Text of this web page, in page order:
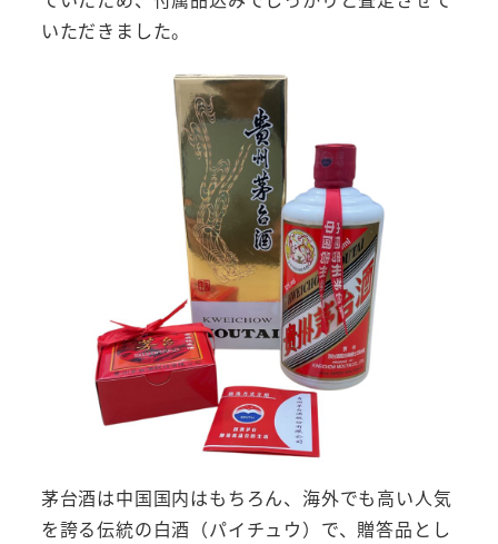
いただきました。
茅台酒は中国国内はもちろん、海外でも高い人気
を誇る伝統の白酒（パイチュウ）で、贈答品とし